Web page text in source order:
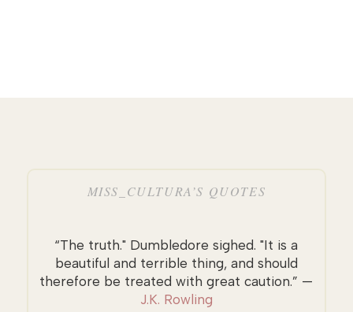
MISS_CULTURA’S QUOTES
“The truth." Dumbledore sighed. "It is a
beautiful and terrible thing, and should
therefore be treated with great caution.” —
J.K. Rowling